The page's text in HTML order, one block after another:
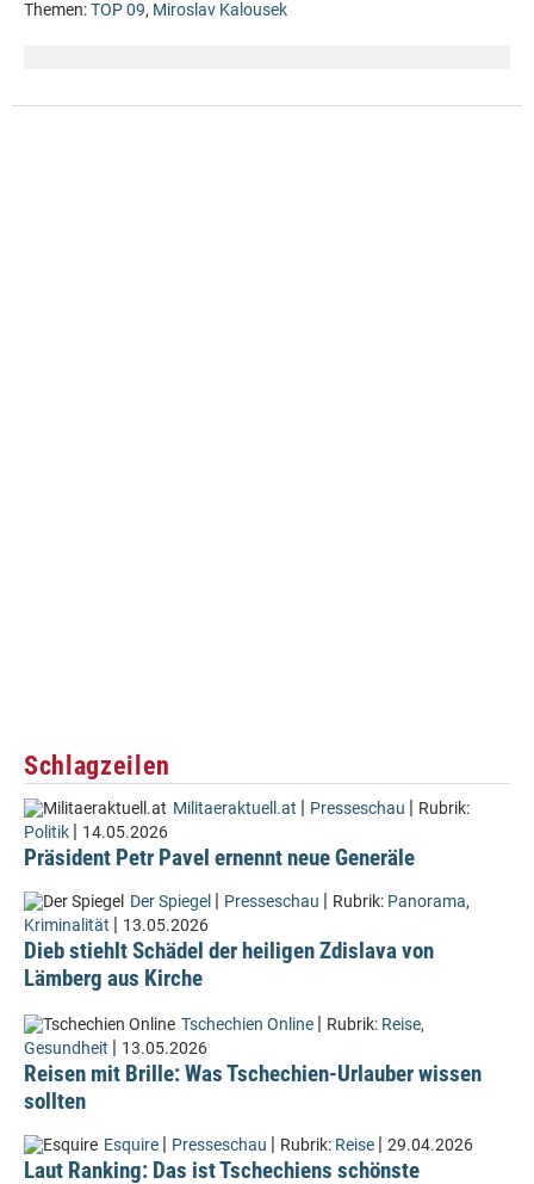
Themen:TOP 09, Miroslav Kalousek
Schlagzeilen
Militaeraktuell.at | Presseschau | Rubrik:
Politik | 14.05.2026
Präsident Petr Pavel ernennt neue Generäle
Der Spiegel | Presseschau | Rubrik: Panorama,
Kriminalität | 13.05.2026
Dieb stiehlt Schädel der heiligen Zdislava von
Lämberg aus Kirche
Tschechien Online | Rubrik: Reise,
Gesundheit | 13.05.2026
Reisen mit Brille: Was Tschechien-Urlauber wissen
sollten
Esquire | Presseschau | Rubrik: Reise | 29.04.2026
Laut Ranking: Das ist Tschechiens schönste